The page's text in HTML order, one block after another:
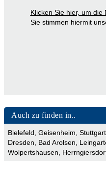
Klicken Sie hier, um die
Sie stimmen hiermit
Auch zu finden in..
Bielefeld Geisenheim Stuttgart
Dresden
Bad Arolsen
Wolpertshausen